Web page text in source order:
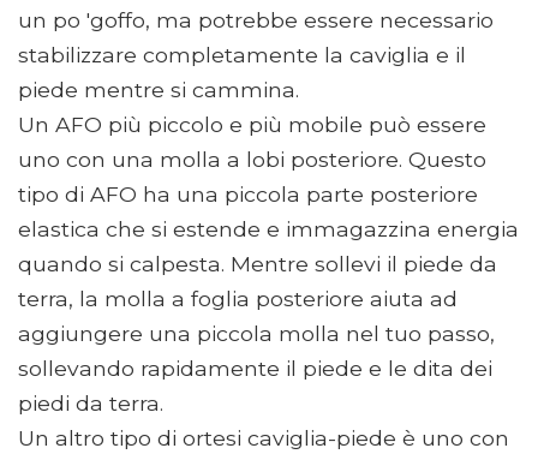
un po 'goffo, ma potrebbe essere necessario
stabilizzare completamente la caviglia e il
piede mentre si cammina.
Un AFO più piccolo e più mobile può essere
uno con una molla a lobi posteriore. Questo
tipo di AFO ha una piccola parte posteriore
elastica che si estende e immagazzina energia
quando si calpesta. Mentre sollevi il piede da
terra, la molla a foglia posteriore aiuta ad
aggiungere una piccola molla nel tuo passo,
sollevando rapidamente il piede e le dita dei
piedi da terra.
Un altro tipo di ortesi caviglia-piede è uno con